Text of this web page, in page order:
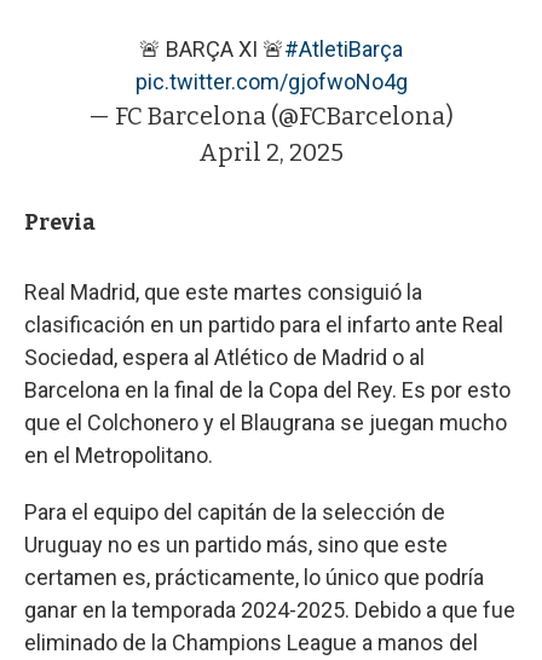
🚨 BARÇA XI 🚨#AtletiBarça
pic.twitter.com/gjofwoNo4g
— FC Barcelona (@FCBarcelona)
April 2, 2025
Previa
Real Madrid, que este martes consiguió la
clasificación en un partido para el infarto ante Real
Sociedad, espera al Atlético de Madrid o al
Barcelona en la final de la Copa del Rey. Es por esto
que el Colchonero y el Blaugrana se juegan mucho
en el Metropolitano.
Para el equipo del capitán de la selección de
Uruguay no es un partido más, sino que este
certamen es, prácticamente, lo único que podría
ganar en la temporada 2024-2025. Debido a que fue
eliminado de la Champions League a manos del